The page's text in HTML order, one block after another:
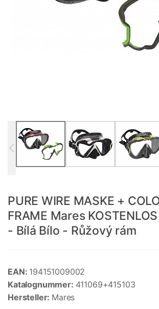
PURE WIRE MASKE +
FRAME Mares
- Bílá Bílo - Růžový rám
EAN: 194151009002
Katalognummer: 411069+415103
Hersteller: Mares